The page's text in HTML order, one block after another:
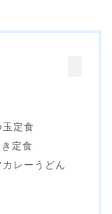
定食
定食
レーうどん